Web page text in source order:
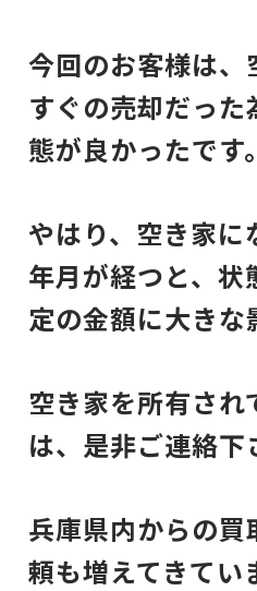
今回のお客様は、
すぐの売却だっ
態が良かったです。
やはり、空き家に
年月が経つと、状
定の金額に大きな
空き家を所有され
は、是非ご連絡下
兵庫県内からの買
頼も増えてきてい